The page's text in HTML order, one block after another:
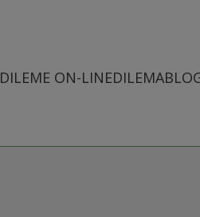
DILEME ON-LINE